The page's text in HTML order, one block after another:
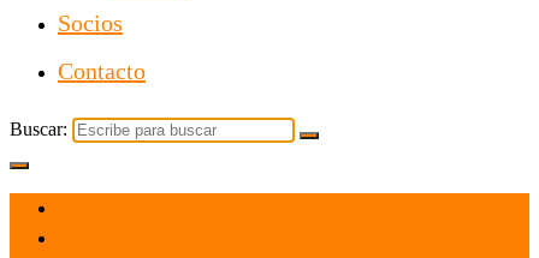
Socios
Contacto
Buscar: